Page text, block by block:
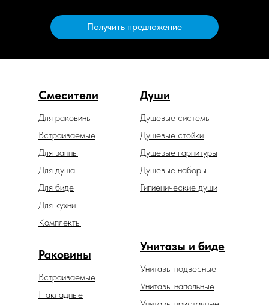
Получить предложение
Смесители Души
Душевые гарнитуры
Душевые системы
Гигиенические души
Душевые наборы
Унитазы и биде
Унитазы подвесные
Унитазы напольные
Раковины
Встраиваемые
Накладные
Встраиваемые
Для биде
Для ванны
Для душа
Для раковины
Для кухни
Душевые стойки
Комплекты